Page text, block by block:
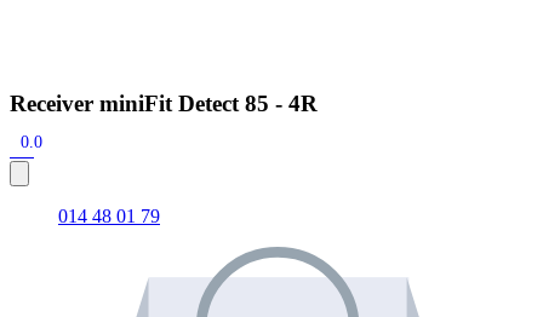
Receiver miniFit Detect 85 - 4R
0.0
014 48 01 79